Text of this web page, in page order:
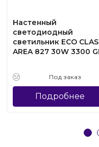
Настенный
светодиодный
светильник ECO
AREA 827 30W 3300
Под заказ
Подробнее